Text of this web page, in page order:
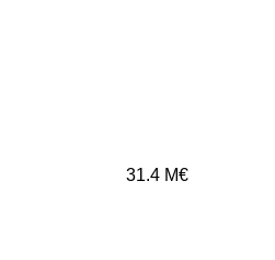
31.4 M€